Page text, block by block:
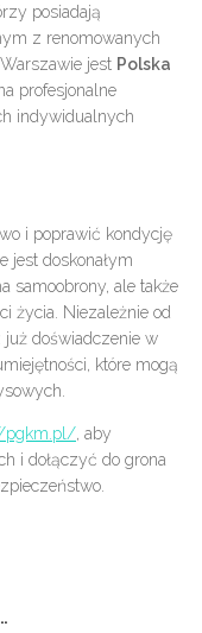
posiadają
z renomowanych
jest Polska
profesjonalne
indywidualnych
i poprawić kondycję
jest doskonałym
samoobrony, ale także
życia. Niezależnie od
doświadczenie w
które mogą
pgkm.pl/, aby
i dołączyć do grona